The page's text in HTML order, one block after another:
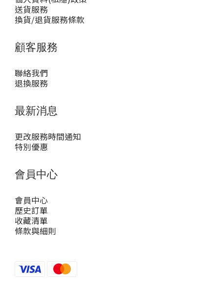
送貨服務
換貨/退貨服務條款
顧客服務
聯絡我們
退換服務
最新消息
更改服務時間通知
特別優惠
會員中心
會員中心
歷史訂單
收藏清單
條款與細則